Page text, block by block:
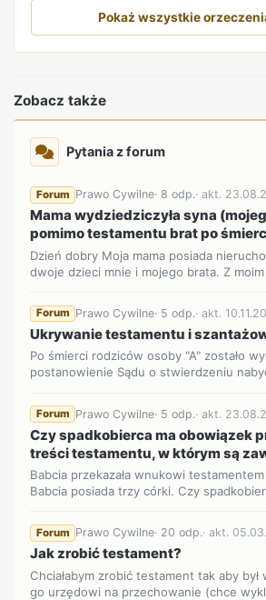
Pokaż wszystkie
Zobacz także
Pytania z forum
Forum Prawo Cywilne· 8 odp.· akt.
Mama wydziedziczyła syna
pomimo testamentu brat po
Dzień dobry Moja mama posiada
dwoje dzieci mnie i mojego brata. Z
Forum Prawo Cywilne· 5 odp.· akt.
Ukrywanie testamentu i
Po śmierci rodziców osoby "A" zostało
postanowienie Sądu o stwierdzeniu
Forum Prawo Cywilne· 5 odp.· akt.
Czy spadkobierca ma obowiązek
treści testamentu, w którym są
Babcia przekazała wnukowi
Babcia posiada trzy córki. Czy
Forum Prawo Cywilne· 20 odp.· akt.
Jak zrobić testament?
Chciałabym zrobić testament tak aby był
go urzędowi na przechowanie (chce